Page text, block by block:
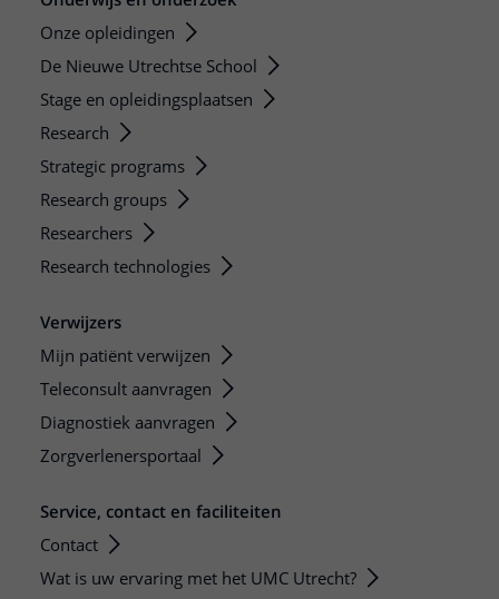
Onze opleidingen
De Nieuwe Utrechtse School
Stage en opleidingsplaatsen
Research
Strategic programs
Research groups
Researchers
Research technologies
Verwijzers
Mijn patiënt verwijzen
Teleconsult aanvragen
Diagnostiek aanvragen
Zorgverlenersportaal
Service, contact en faciliteiten
Contact
Wat is uw ervaring met het UMC Utrecht?